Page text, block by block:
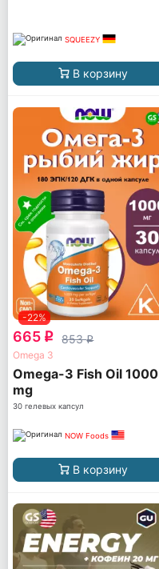
SQUEEZY
В корзину
-22%
665 q 853q
Omega 3
Omega-3 Fish Oil 1000
mg
30 гелевых капсул
NOW Foods
В корзину